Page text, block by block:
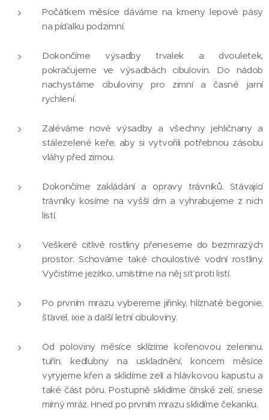
Počátkem měsíce dáváme na kmeny lepové pásy
na píďalku podzimní.
Dokončíme výsadby trvalek a dvouletek,
pokračujeme ve výsadbách cibulovin. Do nádob
nachystáme cibuloviny pro zimní a časné jarní
rychlení.
Zaléváme nové výsadby a všechny jehličnany a
stálezelené keře, aby si vytvořili potřebnou zásobu
vláhy před zimou.
Dokončíme zakládání a opravy trávníků. Stávající
trávníky kosíme na vyšší drn a vyhrabujeme z nich
listí.
Veškeré citlivé rostliny přeneseme do bezmrazých
prostor. Schováme také choulostivé vodní rostliny.
Vyčistíme jezírko, umístíme na něj síť proti listí.
Po prvním mrazu vybereme jiřinky, hlíznaté begonie,
šťavel, ixie a další letní cibuloviny.
Od poloviny měsíce sklízíme kořenovou zeleninu,
tuřín, kedlubny na uskladnění, koncem měsíce
vyryjeme křen a sklidíme zelí a hlávkovou kapustu a
také část póru. Postupně sklidíme čínské zelí, snese
mírný mráz. Hned po prvním mrazu sklidíme čekanku.